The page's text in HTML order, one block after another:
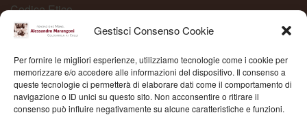
Gestisci Consenso Cookie
Per fornire le migliori esperienze, utilizziamo tecnologie come i cookie per
memorizzare e/o accedere alle informazioni del dispositivo. Il consenso a
queste tecnologie ci permetterà di elaborare dati come il comportamento di
navigazione o ID unici su questo sito. Non acconsentire o ritirare il
consenso può influire negativamente su alcune caratteristiche e funzioni.
Codice Etico
Carta dei Servizi
Whistleblowing